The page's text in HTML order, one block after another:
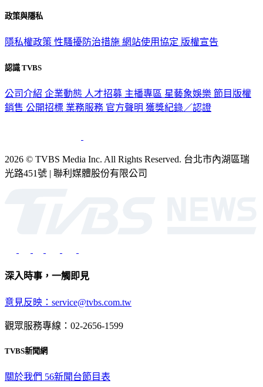
政策與隱私
隱私權政策 性騷擾防治措施 網站使用協定 版權宣告
認識 TVBS
公司介紹 企業動態 人才招募 主播專區 星藝象娛樂 節目版權
銷售 公開招標 業務服務 官方聲明 獲獎紀錄／認證
2026 © TVBS Media Inc. All Rights Reserved. 台北市內湖區瑞
光路451號 | 聯利媒體股份有限公司
深入時事，一觸即見
意見反映：service@tvbs.com.tw
觀眾服務專線：02-2656-1599
TVBS新聞網
關於我們 56新聞台節目表